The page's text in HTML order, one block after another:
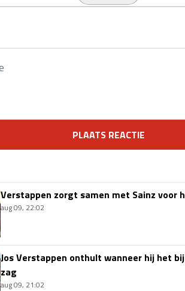
PLAATS REACTIE
Verstappen zorgt samen met Sainz voor
aug 09, 22:02
Jos Verstappen onthult wanneer hij het
zag
aug 09, 21:02